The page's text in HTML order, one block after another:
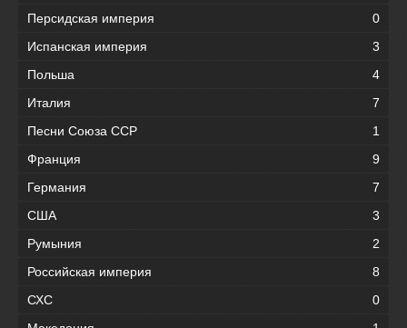
Персидская империя
0
Испанская империя
3
Польша
4
Италия
7
Песни Союза ССР
1
Франция
9
Германия
7
США
3
Румыния
2
Российская империя
8
СХС
0